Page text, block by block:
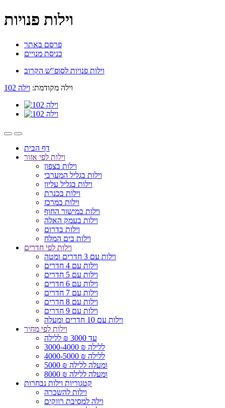
וילות פנויות
פרסם באתר
כניסת מנויים
וילות פנויות לסופ"ש הקרוב
וילה מקודמת: וילה 102
דף הבית
וילות לפי אזור
וילות בצפון
וילות בגליל המערבי
וילות בגליל עליון
וילות בכנרת
וילות במרכז
וילות במישור החוף
וילות בעמק האלה
וילות בדרום
וילות בים המלח
וילות לפי חדרים
וילות עם 3 חדרים ומטה
וילות עם 4 חדרים
וילות עם 5 חדרים
וילות עם 6 חדרים
וילות עם 7 חדרים
וילות עם 8 חדרים
וילות עם 9 חדרים
וילות עם 10 חדרים ומעלה
וילות לפי מחיר
עד 3000 ₪ ללילה
3000-4000 ₪ ללילה
4000-5000 ₪ ללילה
5000 ₪ ומעלה ללילה
8000 ₪ ומעלה ללילה
קטגוריות וילות נבחרות
וילות להשכרה
וילה למסיבת רווקים